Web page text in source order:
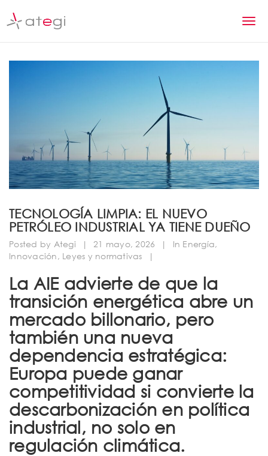
T
a
v
g
TECNOLOGÍA LIMPIA: EL NUEVO
PETRÓLEO INDUSTRIAL YA TIENE DUEÑO
Posted by Ategi | 21 mayo, 2026 | In Energía,
Innovación, Leyes y normativas |
La AIE advierte de que la
transición energética abre un
mercado billonario, pero
también una nueva
dependencia estratégica:
Europa puede ganar
competitividad si convierte la
descarbonización en política
industrial, no solo en
regulación climática.